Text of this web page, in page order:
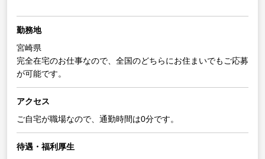
勤務地
宮崎県
完全在宅のお仕事なので、全国のどちらにお住まいでもご応募
が可能です。
アクセス
ご自宅が職場なので、通勤時間は0分です。
待遇・福利厚生